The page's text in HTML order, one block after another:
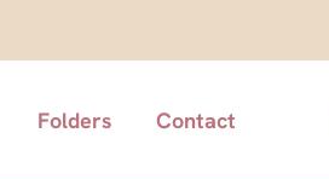
Folders Contact